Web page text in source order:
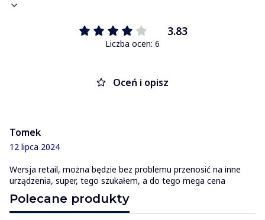
3.83
Liczba ocen: 6
Oceń i opisz
Tomek
12 lipca 2024
Wersja retail, można będzie bez problemu przenosić na inne
urządzenia, super, tego szukałem, a do tego mega cena
Polecane produkty